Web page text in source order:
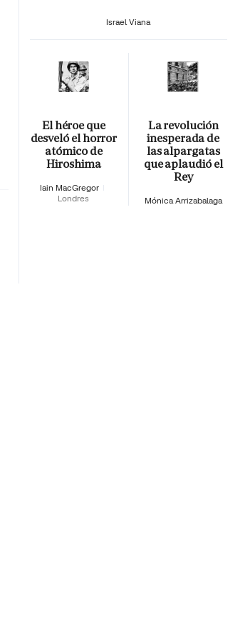
Israel Viana
El héroe que
desveló el horror
atómico de
Hiroshima
Iain MacGregor
Londres
La revolución
inesperada de
las alpargatas
que aplaudió el
Rey
Mónica Arrizabalaga